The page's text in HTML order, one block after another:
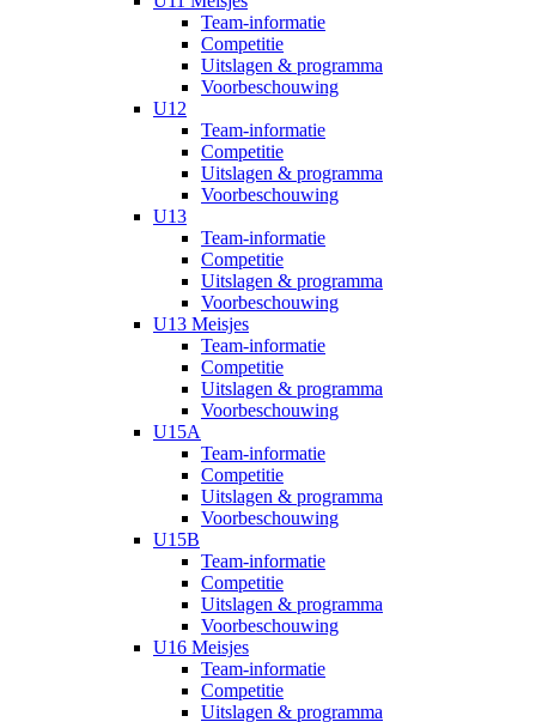
Team-informatie
Competitie
Uitslagen & programma
Voorbeschouwing
U12
Team-informatie
Competitie
Uitslagen & programma
Voorbeschouwing
U13
Team-informatie
Competitie
Uitslagen & programma
Voorbeschouwing
U13 Meisjes
Team-informatie
Competitie
Uitslagen & programma
Voorbeschouwing
U15A
Team-informatie
Competitie
Uitslagen & programma
Voorbeschouwing
U15B
Team-informatie
Competitie
Uitslagen & programma
Voorbeschouwing
U16 Meisjes
Team-informatie
Competitie
Uitslagen & programma